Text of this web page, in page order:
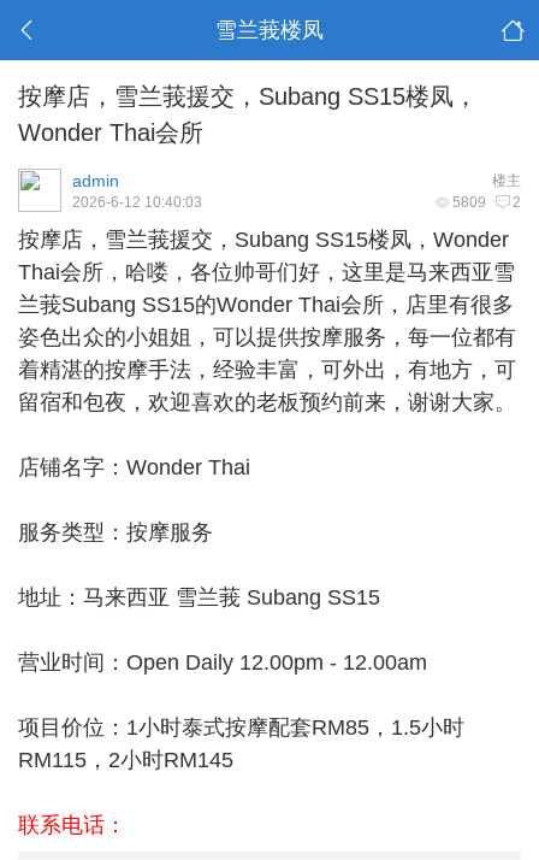
雪兰莪楼凤
按摩店，雪兰莪援交，Subang SS15楼凤，
Wonder Thai会所
楼主
admin
5809 2
2026-6-12 10:40:03
按摩店， 雪兰莪援交 ，Subang SS15楼凤，Wonder
Thai会所，哈喽，各位帅哥们好，这里是马来西亚雪
兰莪Subang SS15的Wonder Thai会所，店里有很多
姿色出众的小姐姐，可以提供按摩服务，每一位都有
着精湛的按摩手法，经验丰富，可外出，有地方，可
留宿和包夜，欢迎喜欢的老板预约前来，谢谢大家。
店铺名字：Wonder Thai
服务类型：按摩服务
地址：马来西亚 雪兰莪 Subang SS15
营业时间：Open Daily 12.00pm - 12.00am
项目价位：1小时泰式按摩配套RM85，1.5小时
RM115，2小时RM145
联系电话：